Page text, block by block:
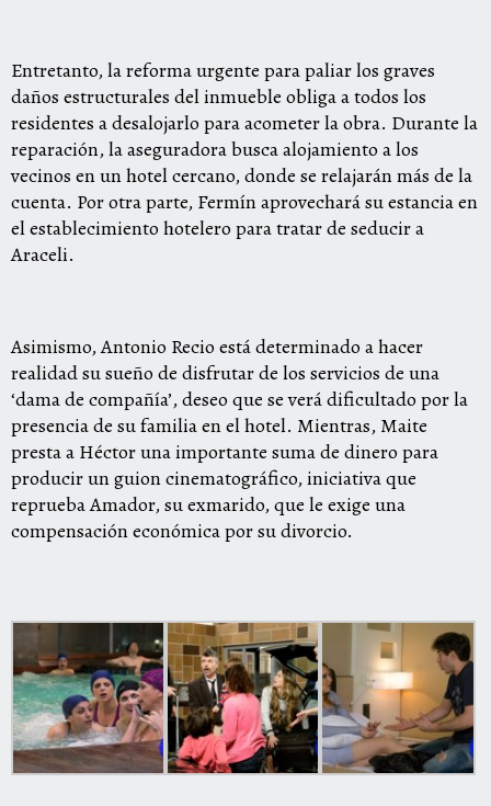
Entretanto, la reforma urgente para paliar los graves
daños estructurales del inmueble obliga a todos los
residentes a desalojarlo para acometer la obra. Durante la
reparación, la aseguradora busca alojamiento a los
vecinos en un hotel cercano, donde se relajarán más de la
cuenta. Por otra parte, Fermín aprovechará su estancia en
el establecimiento hotelero para tratar de seducir a
Araceli.
Asimismo, Antonio Recio está determinado a hacer
realidad su sueño de disfrutar de los servicios de una
‘dama de compañía’, deseo que se verá dificultado por la
presencia de su familia en el hotel. Mientras, Maite
presta a Héctor una importante suma de dinero para
producir un guion cinematográfico, iniciativa que
reprueba Amador, su exmarido, que le exige una
compensación económica por su divorcio.